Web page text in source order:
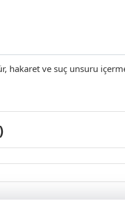
hakaret ve suç unsuru
)